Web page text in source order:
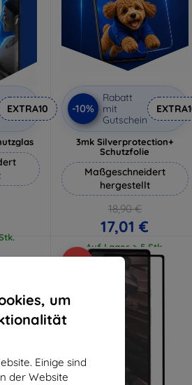
um
Einige sind
der Website
EXTRA10 -10%
Rabatt
mit
Gutschein
3mk Silverprotection+
Schutzfolie
Maßgeschneidert
hergestellt
18,90 €
17,01 €
Auf Lager > 5 Stk.